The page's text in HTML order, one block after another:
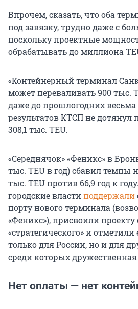
Впрочем, сказать, что оба
под завязку, трудно даже с
поскольку проектные
обрабатывать до миллиона
«Контейнерный терминал
может переваливать 900 тыс.
даже до прошлогодних
результатов КТСП не дотянул
308,1 тыс. TEU.
«Середнячок» «Феникс» в
тыс. TEU в год) сбавил темпы
тыс. TEU против 66,9 год к
городские властиподдержали
порту нового терминала
«Феникс»), присвоили проекту
«стратегического» и
только для России, но и для
среди которых дружественная
Нет оплаты — нет